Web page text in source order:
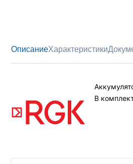
ОписаниеХарактеристики
В